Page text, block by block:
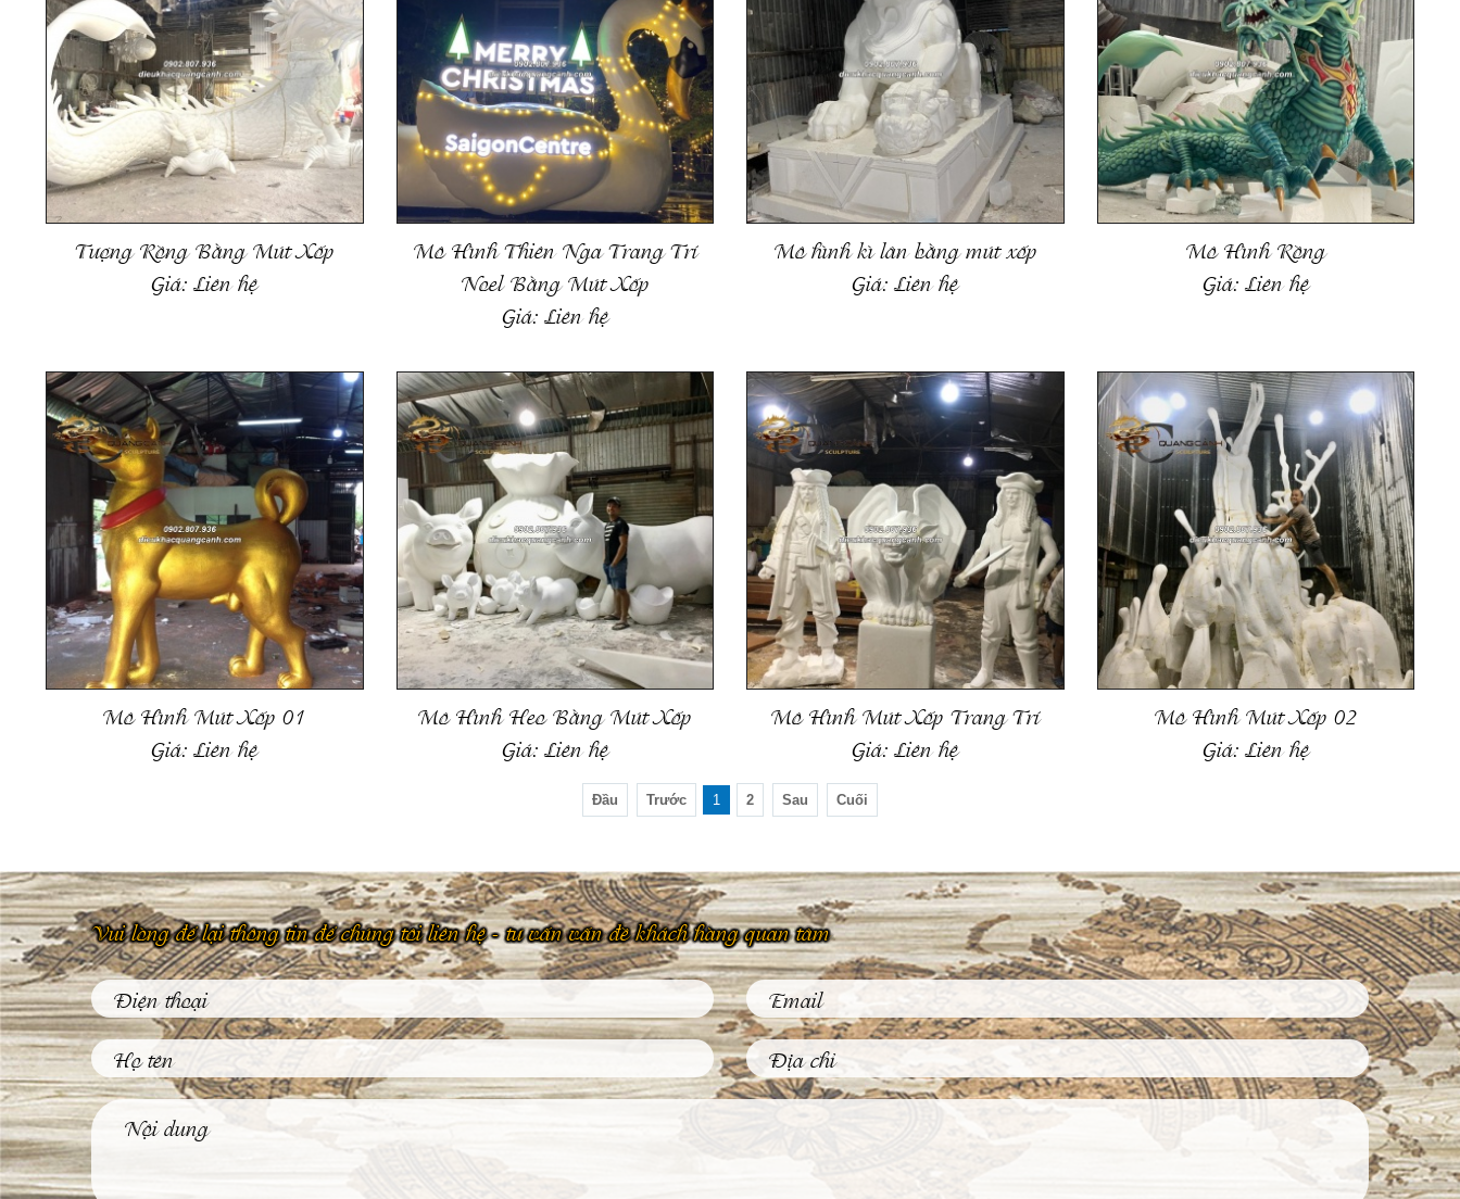
Tượng Rồng Bằng Mút Xốp
Giá:Liên hệ
Mô Hình Thiên Nga Trang Trí
Noel Bằng Mút Xốp
Giá:Liên hệ
Mô hình kì lân bằng mút xốp
Giá:Liên hệ
Mô Hình Rồng
Giá:Liên hệ
Mô Hình Mút Xốp 01
Giá:Liên hệ
Mô Hình Heo Bằng Mút Xốp
Giá:Liên hệ
Mô Hình Mút Xốp Trang Trí
Giá:Liên hệ
Mô Hình Mút Xốp 02
Giá:Liên hệ
Đầu Trước 1 2 Sau Cuối
Vui lòng để lại thông tin để chúng tôi liên hệ - tư vấn vấn đề khách hàng quan tâm
Phù Điêu Và Những Ứng Dụng
Thiết Thực Trong Đời Sống
Thường Ngày
Tượng Đồng Truyền Thống Việt